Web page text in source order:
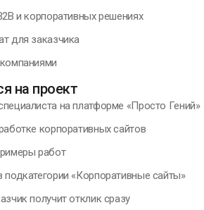
и корпоративных решениях
для заказчика
на проект
на платформе «Просто Гений»
корпоративных сайтов
работ
«Корпоративные сайты»
получит отклик сразу